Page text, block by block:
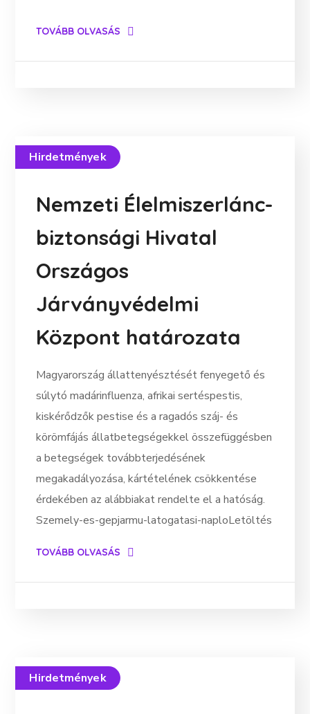
TOVÁBB OLVASÁS
Hirdetmények
Nemzeti Élelmiszerlánc-
biztonsági Hivatal
Országos
Járványvédelmi
Központ határozata
Magyarország állattenyésztését fenyegető és
súlytó madárinfluenza, afrikai sertéspestis,
kiskérődzők pestise és a ragadós száj- és
körömfájás állatbetegségekkel összefüggésben
a betegségek továbbterjedésének
megakadályozása, kártételének csökkentése
érdekében az alábbiakat rendelte el a hatóság.
Szemely-es-gepjarmu-latogatasi-naploLetöltés
TOVÁBB OLVASÁS
Hirdetmények